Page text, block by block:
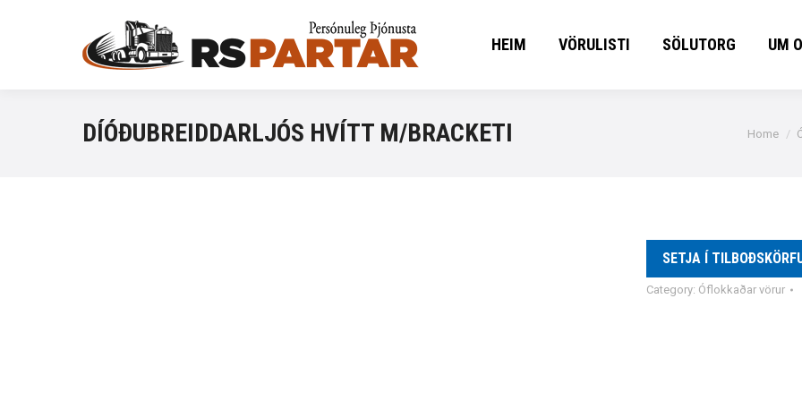
HEIM VÖRULISTI SÖLUTORG UM
DÍÓÐUBREIDDARLJÓS HVÍTT M/BRACKETI You are
Home
SETJA Í
Category: Óflokkaðar vörur